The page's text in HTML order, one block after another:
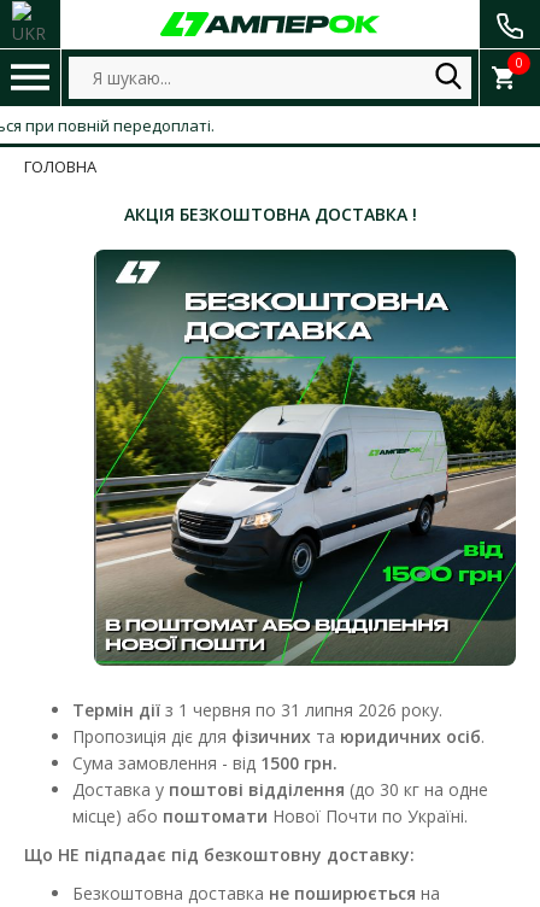
0
повній передоплаті.
ГОЛОВНА
АКЦІЯ БЕЗКОШТОВНА ДОСТАВКА !
Термін дії з 1 червня по 31 липня 2026 року.
Пропозиція діє для фізичних та юридичних осіб.
Сума замовлення - від 1500 грн.
Доставка у поштові відділення (до 30 кг на одне
місце) або поштомати Нової Почти по Україні.
Що НЕ підпадає під безкоштовну доставку:
Безкоштовна доставка не поширюється на